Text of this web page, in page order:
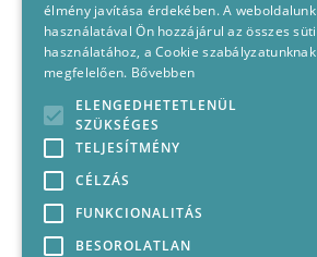
élmény javítása érdekében. A weboldalunk
használatával Ön hozzájárul az összes süti
használatához, a Cookie szabályzatunknak
megfelelően. Bővebben
ELENGEDHETETLENÜL
SZÜKSÉGES
TELJESÍTMÉNY
CÉLZÁS
FUNKCIONALITÁS
BESOROLATLAN